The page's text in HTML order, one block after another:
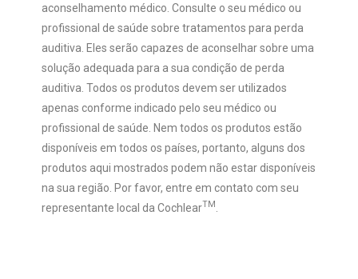
aconselhamento médico. Consulte o seu médico ou
profissional de saúde sobre tratamentos para perda
auditiva. Eles serão capazes de aconselhar sobre uma
solução adequada para a sua condição de perda
auditiva. Todos os produtos devem ser utilizados
apenas conforme indicado pelo seu médico ou
profissional de saúde. Nem todos os produtos estão
disponíveis em todos os países, portanto, alguns dos
produtos aqui mostrados podem não estar disponíveis
na sua região. Por favor, entre em contato com seu
representante local da CochlearTM